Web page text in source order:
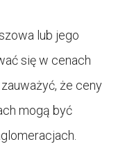
lub jego
się w cenach
że ceny
mogą być